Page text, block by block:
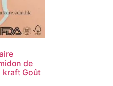
de
kraft Goût